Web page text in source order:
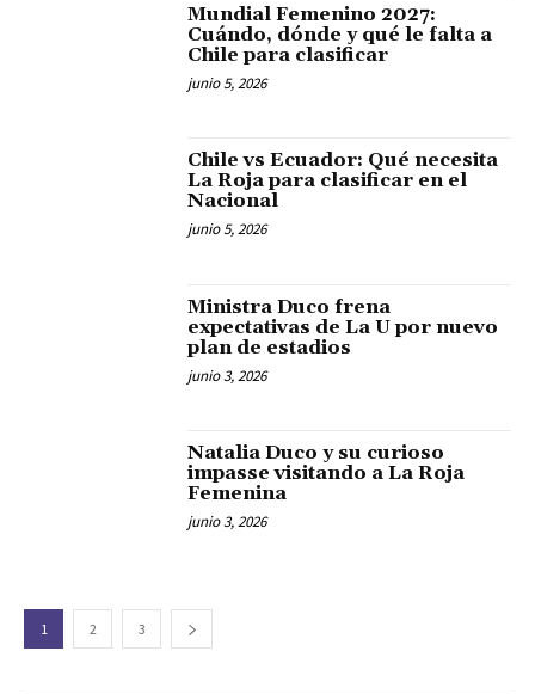
Mundial Femenino 2027:
Cuándo, dónde y qué le falta a
Chile para clasificar
junio 5, 2026
Chile vs Ecuador: Qué necesita
La Roja para clasificar en el
Nacional
junio 5, 2026
Ministra Duco frena
expectativas de La U por nuevo
plan de estadios
junio 3, 2026
Natalia Duco y su curioso
impasse visitando a La Roja
Femenina
junio 3, 2026
1 2 3